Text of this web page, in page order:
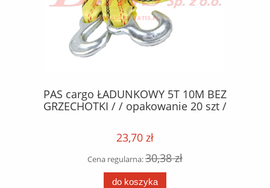
PAS cargo ŁADUNKOWY 5T 10M BEZ
GRZECHOTKI / / opakowanie 20 szt /
23,70 zł
Cena regularna:30,38 zł
do koszyka